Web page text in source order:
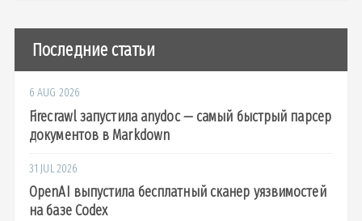
Последние статьи
6 AUG 2026
Firecrawl запустила anydoc — самый быстрый парсер
документов в Markdown
31 JUL 2026
OpenAI выпустила бесплатный сканер уязвимостей
на базе Codex